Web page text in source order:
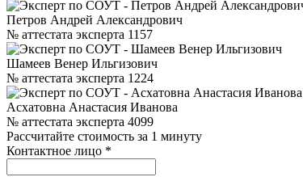
Петров Андрей Александрович
№ аттестата эксперта 1157
Шамеев Венер Ильгизович
№ аттестата эксперта 1224
Асхатовна Анастасия Иванова
№ аттестата эксперта 4099
Рассчитайте стоимость за 1 минуту
Контактное лицо *